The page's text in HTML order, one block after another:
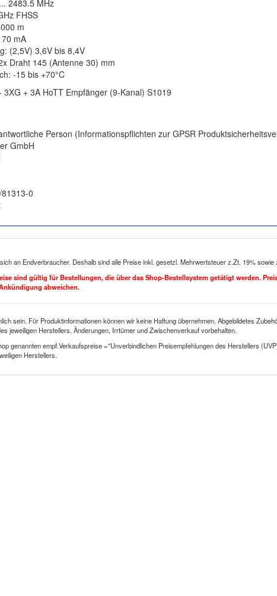
2483.5 MHz
FHSS
m
mA
(2,5V) 3,6V bis 8,4V
Draht 145 (Antenne 30) mm
-15 bis +70°C
+ 3A HoTT Empfänger (9-Kanal) S1019
Person (Informationspflichten zur GPSR
GmbH
0
an Endverbraucher. Deshalb sind alle Preise inkl. gesetzl. Mehrwertsteuer z.Zt. 19% sowie
sind gültig für Bestellungen, die über das Shop-Bestellsystem getätigt werden.
abweichen.
sein. Für Produktinformationen können wir keine Haftung übernehmen. Abgebildetes
jeweiligen Herstellers. Änderungen, Irrtümer und Zwischenverkauf vorbehalten.
genannten empf.Verkaufspreise ="Unverbindlichen Preisempfehlungen des Herstellers
Herstellers.